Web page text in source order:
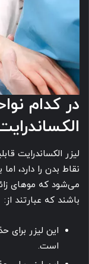
در کدام
لیزر الکساندرایت
نقاط بدن را دارد،
می‌شود که موهای
باشند که عبارتند از:
این لیزر
است.